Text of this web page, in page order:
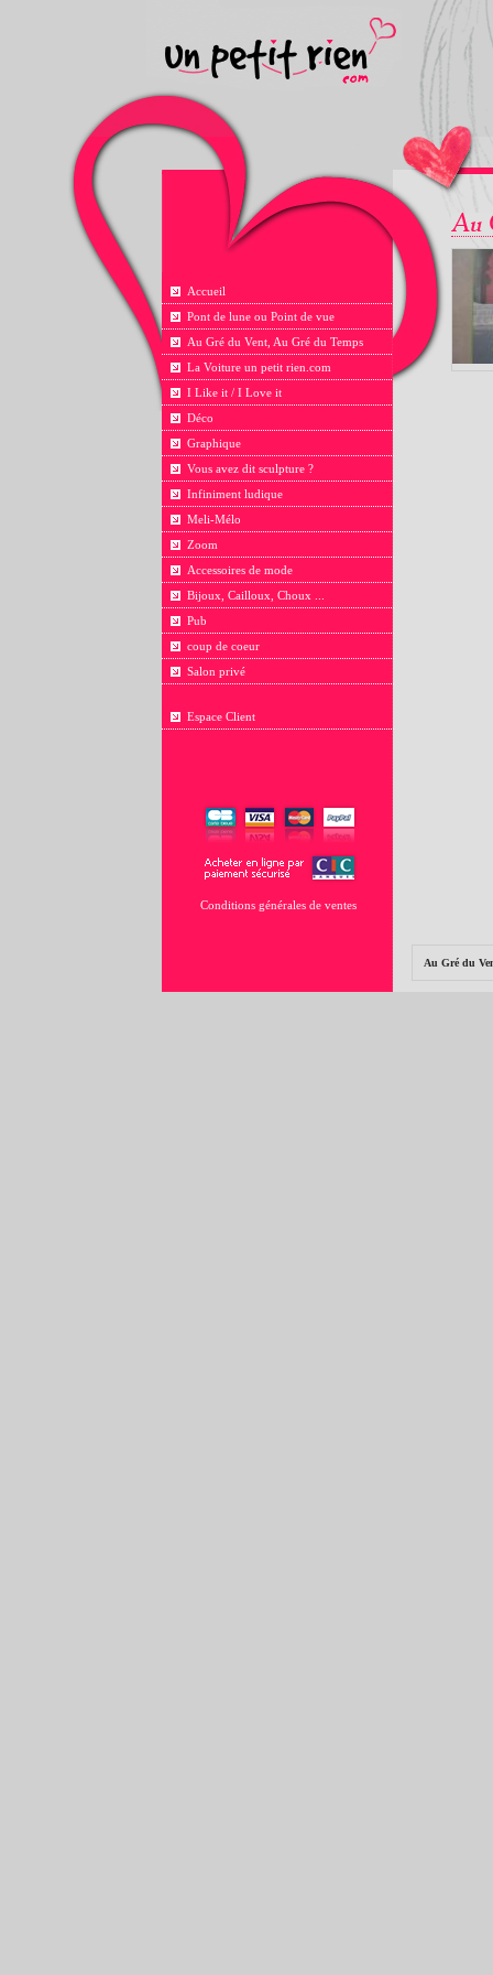
Accueil
Pont de lune ou Point de vue
Au Gré du Vent, Au Gré du Temps
La Voiture un petit rien.com
I Like it / I Love it
Déco
Graphique
Vous avez dit sculpture ?
Infiniment ludique
Meli-Mélo
Zoom
Accessoires de mode
Bijoux, Cailloux, Choux ...
Pub
coup de coeur
Salon privé
Espace Client
Conditions générales de ventes
Au Gré du